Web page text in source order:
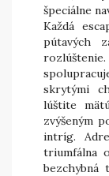
špeciálne
Každá
pútavých
skrytými
lúštite
zvýšeným
intríg.
triumfálna
bezchybná